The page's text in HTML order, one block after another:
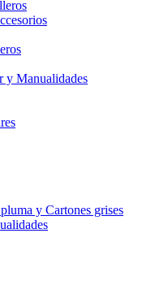
y Manualidades
y Cartones grises